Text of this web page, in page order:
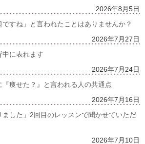
2026年8月5日
すね」と言われたことはありませんか？
2026年7月27日
中に表れます
2026年7月24日
痩せた？』と言われる人の共通点
2026年7月16日
ました」2回目のレッスンで聞かせていただ
2026年7月10日